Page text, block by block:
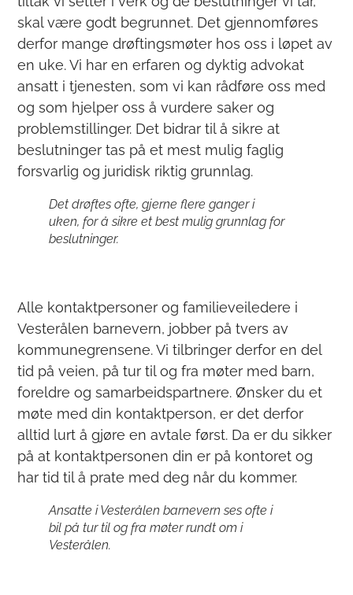
skal være godt begrunnet. Det gjennomføres
derfor mange drøftingsmøter hos oss i løpet av
en uke. Vi har en erfaren og dyktig advokat
ansatt i tjenesten, som vi kan rådføre oss med
og som hjelper oss å vurdere saker og
problemstillinger. Det bidrar til å sikre at
beslutninger tas på et mest mulig faglig
forsvarlig og juridisk riktig grunnlag.
Det drøftes ofte, gjerne flere ganger i
uken, for å sikre et best mulig grunnlag for
beslutninger.
Alle kontaktpersoner og familieveiledere i
Vesterålen barnevern, jobber på tvers av
kommunegrensene. Vi tilbringer derfor en del
tid på veien, på tur til og fra møter med barn,
foreldre og samarbeidspartnere. Ønsker du et
møte med din kontaktperson, er det derfor
alltid lurt å gjøre en avtale først. Da er du sikker
på at kontaktpersonen din er på kontoret og
har tid til å prate med deg når du kommer.
Ansatte i Vesterålen barnevern ses ofte i
bil på tur til og fra møter rundt om i
Vesterålen.